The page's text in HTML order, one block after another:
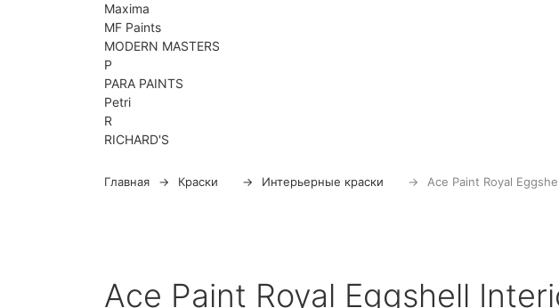
Maxima
MF Paints
MODERN MASTERS
P
PARA PAINTS
Petri
R
RICHARD'S
Главная Краски Интерьерные краски Ace Paint Royal
Ace Paint Royal Eggshell